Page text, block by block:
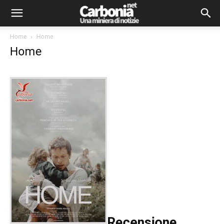
Home Home
Home